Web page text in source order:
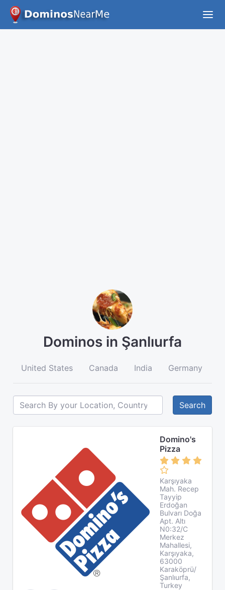
Dominos in Şanlıurfa
United States Canada India Germany
Search
Domino's
Pizza
Karşıyaka
Mah. Recep
Tayyip
Erdoğan
Bulvarı Doğa
Apt. Altı
N0:32/C
Merkez
Mahallesi,
Karşıyaka,
63000
Karaköprü/
Şanlıurfa,
Turkey